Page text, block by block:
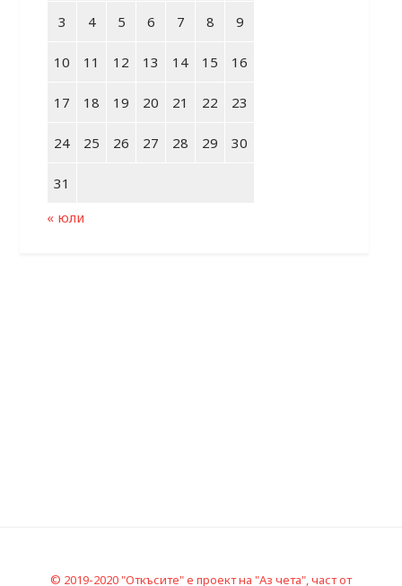
3 4 5 6 7 8 9
10 11 12 13 14 15 16
17 18 19 20 21 22 23
24 25 26 27 28 29 30
31
« юли
© 2019-2020 "Откъсите" е проект на "Аз чета", част от